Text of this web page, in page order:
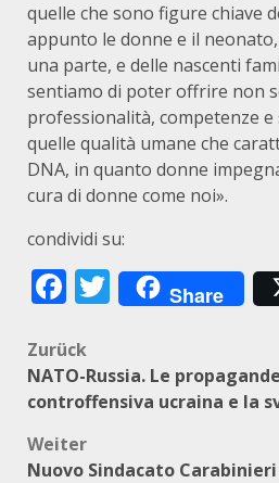
quelle che sono figure chiave
appunto le donne e il
una parte, e delle nascenti
sentiamo di poter offrire non
professionalità, competenze
quelle qualità umane che
DNA, in quanto donne
cura di donne come noi».
condividi su:
Facebook
Twitter
Share
Zurück
NATO-Russia. Le
controffensiva ucraina e la
Weiter
Nuovo Sindacato